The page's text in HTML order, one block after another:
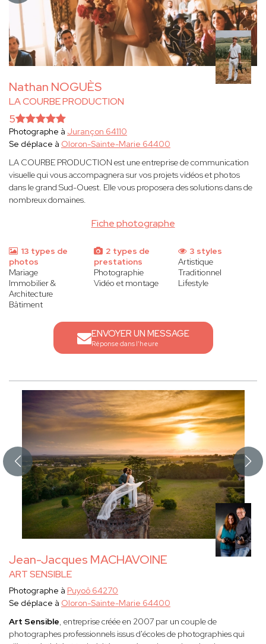
Nathan NOGUÈS
LA COURBE PRODUCTION
Fiche photographe
5
Photographe à Jurançon 64110
Se déplace à Oloron-Sainte-Marie 64400
LA COURBE PRODUCTION est une entreprise de communication
visuelle qui vous accompagnera sur vos projets vidéos et photos
dans le grand Sud-Ouest. Elle vous proposera des solutions dans de
nombreux domaines.
13 types de
photos
Mariage
Immobilier &
Architecture
Bâtiment
2 types de
prestations
Photographie
Vidéo et montage
3 styles
Artistique
Traditionnel
Lifestyle
ENVOYER UN MESSAGE
Réponse dans l'heure
Jean-Jacques MACHAVOINE
ART SENSIBLE
Photographe à Puyoô 64270
Se déplace à Oloron-Sainte-Marie 64400
Art Sensible, entreprise créée en 2007 par un couple de
photographes professionnels issus d'écoles de photographies qui